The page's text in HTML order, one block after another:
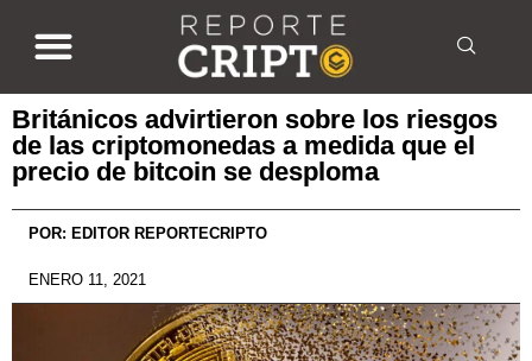
Británicos advirtieron sobre los riesgos
de las criptomonedas a medida que el
precio de bitcoin se desploma
POR: EDITOR REPORTECRIPTO
ENERO 11, 2021